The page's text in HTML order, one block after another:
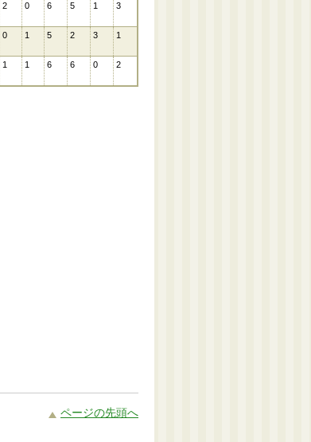
2 0 6 5 1 3
0 1 5 2 3 1
1 1 6 6 0 2
ページの先頭へ